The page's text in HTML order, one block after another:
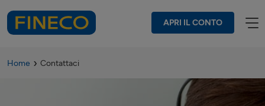
APRI IL CONTO
Home Contattaci